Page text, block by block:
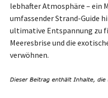
lebhafter Atmosphäre – ein
umfassender Strand-Guide
ultimative Entspannung zu
Meeresbrise und die
verwöhnen.